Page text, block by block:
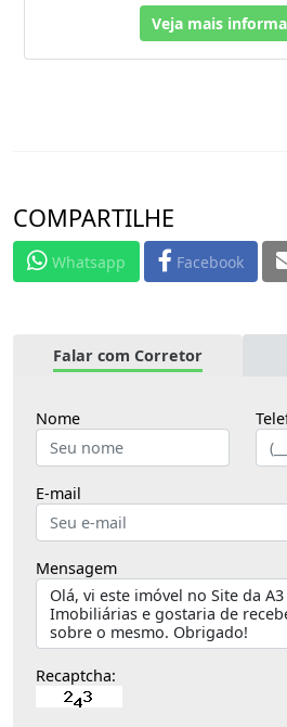
Veja mais
COMPARTILHE
Whatsapp Facebook
Falar com Corretor
Nome
E-mail
Mensagem
Recaptcha: